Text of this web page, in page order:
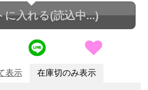
に入れる(読込中...)
表示 在庫切のみ表示